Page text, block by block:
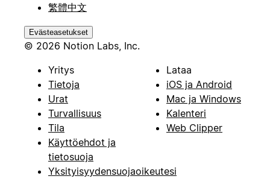
繁體中文
Evästeasetukset
© 2026 Notion Labs, Inc.
Yritys
Tietoja
Urat
Turvallisuus
Tila
Käyttöehdot ja
tietosuoja
Yksityisyydensuojaoikeutesi
Lataa
iOS ja Android
Mac ja Windows
Kalenteri
Web Clipper